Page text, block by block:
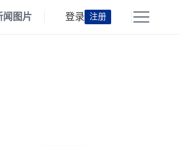
闻 图片 登录 注册